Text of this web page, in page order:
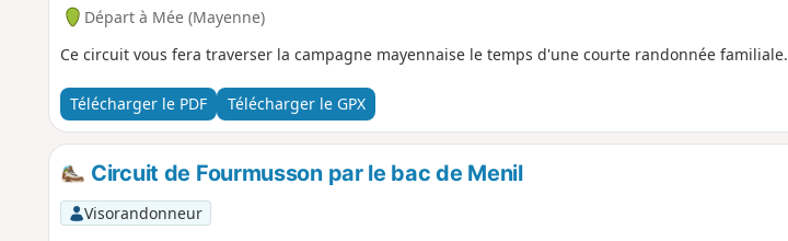
Départ à Mée (Mayenne)
Ce circuit vous fera traverser la campagne mayennaise le temps d'une courte randonnée familiale.
Télécharger le PDF Télécharger le GPX
Circuit de Fourmusson par le bac de Menil
Visorandonneur